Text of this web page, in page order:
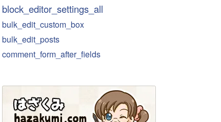
block_editor_settings_all
bulk_edit_custom_box
bulk_edit_posts
comment_form_after_fields
customize_register
date_i18n
default-font-sizes
default-spacing-sizes